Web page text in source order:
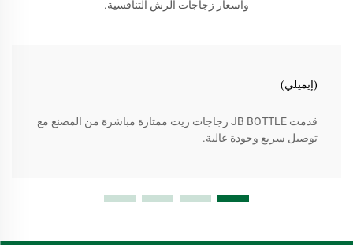
وأسعار زجاجات الرش التنافسية.
(إيميلي)
قدمت JB BOTTLE زجاجات زيت ممتازة مباشرة من المصنع مع
توصيل سريع وجودة عالية.